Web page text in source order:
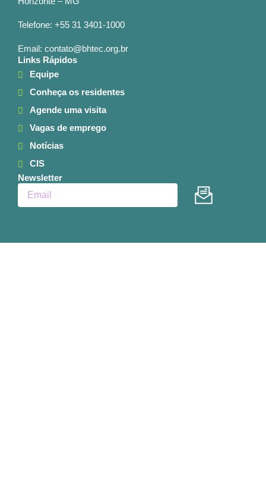
Telefone: +55 31 3401-1000
Email: contato@bhtec.org.br
Links Rápidos
Equipe
Conheça os residentes
Agende uma visita
Vagas de emprego
Notícias
CIS
Newsletter
Enviar